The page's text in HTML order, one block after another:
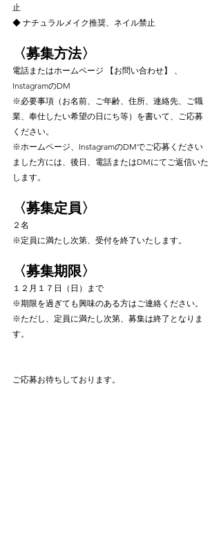
止
◆ ナチュラルメイク推奨、ネイル禁止
〈募集方法〉
電話またはホームページ 【お問い合わせ】 、
InstagramのDM
※必要事項（お名前、ご年齢、住所、連絡先、ご職
業、奉仕したい希望の日にち等）を書いて、ご応募
ください。
※ホームページ、InstagramのDMでご応募ください
ました方には、後日、電話またはDMにてご返信いた
します。
〈募集定員〉
２名
※定員に満たし次第、受付を終了いたします。
〈募集期限〉
１２月１７日（日）まで
※期限を過ぎても興味のある方はご連絡ください。
※ただし、定員に満たし次第、募集は終了となりま
す。
ご応募お待ちしております。